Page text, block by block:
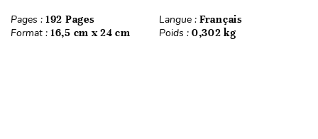
Pages : 192 Pages Langue : Français
Format : 16,5 cm x 24 cm Poids : 0,302 kg